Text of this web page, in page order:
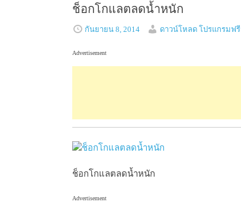
ช็อกโกแลตลดน้ำหนัก
กันยายน 8, 2014 ดาวน์โหลด โปรแกรมฟรี
Advertisement
ช็อกโกแลตลดน้ำหนัก
Advertisement